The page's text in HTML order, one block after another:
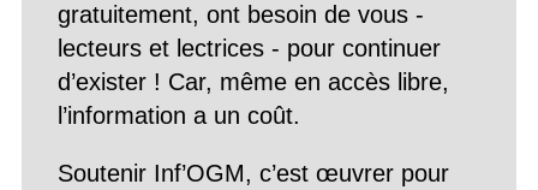
gratuitement, ont besoin de vous -
lecteurs et lectrices - pour continuer
d’exister ! Car, même en accès libre,
l’information a un coût.
Soutenir Inf’OGM, c’est œuvrer pour